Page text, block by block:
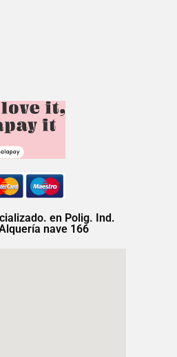
en Polig. Ind.
nave 166